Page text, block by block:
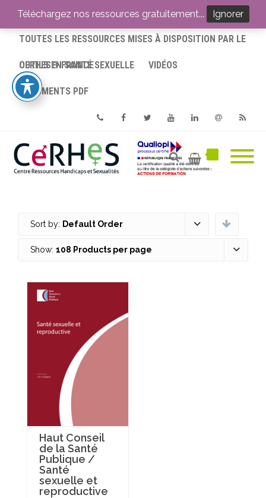
ACCUEIL
TOUTES LES RESSOURCES MISES À DISPOSITION PAR LE
CERHES® FRANCE
OUTILS EN SANTÉ SEXUELLE VIDÉOS
DOCUMENTS PDF
PhoneFacebookTwitterYoutube
Sort by: Default Order
Show: 108 Products per page
Haut Conseil
de la Santé
Publique /
Santé
sexuelle et
reproductive
Téléchargez nos ressources gratuitement... Ignorer